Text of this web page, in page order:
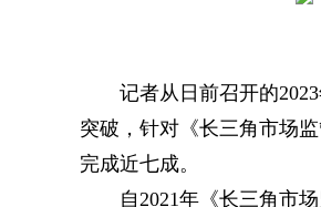
记者从日前召开的
突破，针对《长三角市场
完成近七成。
自2021年《长三角市